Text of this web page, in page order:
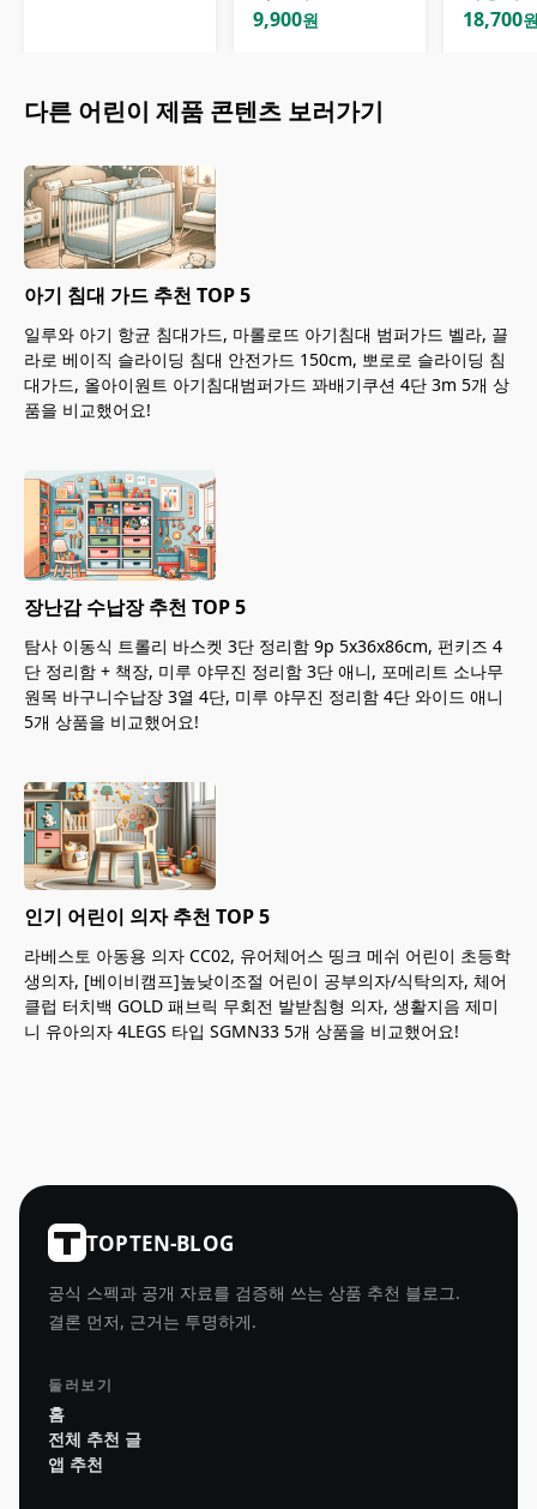
9,900원
18,700
다른 어린이 제품 콘텐츠 보러가기
아기 침대 가드 추천 TOP 5
일루와 아기 항균 침대가드, 마롤로뜨 아기침대 범퍼가드 벨라, 끌
라로 베이직 슬라이딩 침대 안전가드 150cm, 뽀로로 슬라이딩 침
대가드, 올아이원트 아기침대범퍼가드 꽈배기쿠션 4단 3m 5개 상
품을 비교했어요!
장난감 수납장 추천 TOP 5
탐사 이동식 트롤리 바스켓 3단 정리함 9p 5x36x86cm, 펀키즈 4
단 정리함 + 책장, 미루 야무진 정리함 3단 애니, 포메리트 소나무
원목 바구니수납장 3열 4단, 미루 야무진 정리함 4단 와이드 애니
5개 상품을 비교했어요!
인기 어린이 의자 추천 TOP 5
라베스토 아동용 의자 CC02, 유어체어스 띵크 메쉬 어린이 초등학
생의자, [베이비캠프]높낮이조절 어린이 공부의자/식탁의자, 체어
클럽 터치백 GOLD 패브릭 무회전 발받침형 의자, 생활지음 제미
니 유아의자 4LEGS 타입 SGMN33 5개 상품을 비교했어요!
TOPTEN-BLOG
공식 스펙과 공개 자료를 검증해 쓰는 상품 추천 블로그.
결론 먼저, 근거는 투명하게.
둘러보기
홈
전체 추천 글
앱 추천